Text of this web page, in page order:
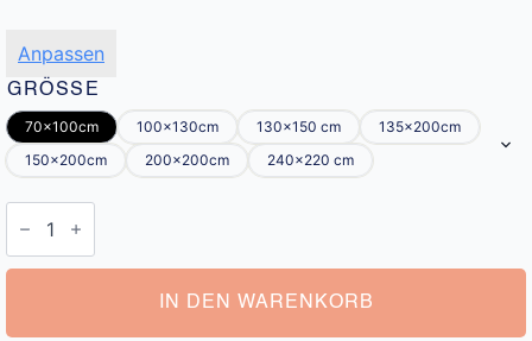
Anpassen
GRÖSSE
70x100cm 100x130cm 130x150 cm
135x200cm
150x200cm
200x200cm 240x220 cm
Decke
mit
Bedrucken
IN DEN WARENKORB